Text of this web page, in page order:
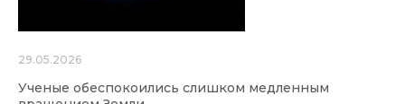
29.05.2026
Ученые обеспокоились слишком медленным